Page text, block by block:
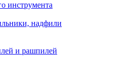
инструмента
надфили
и рашпилей